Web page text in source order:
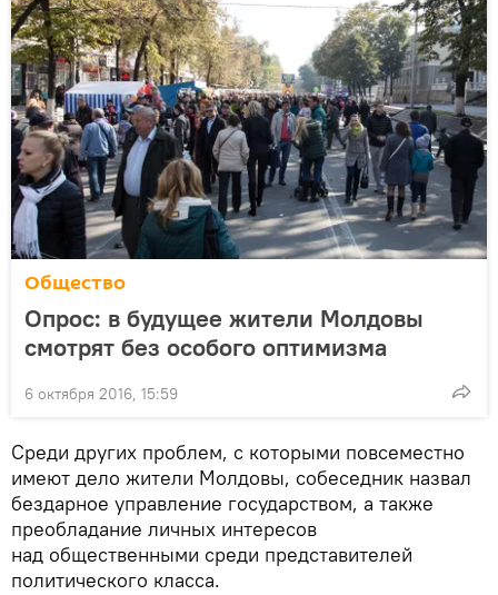
Общество
Опрос: в будущее жители Молдовы
смотрят без особого оптимизма
6 октября 2016, 15:59
Среди других проблем, с которыми повсеместно
имеют дело жители Молдовы, собеседник назвал
бездарное управление государством, а также
преобладание личных интересов
над общественными среди представителей
политического класса.